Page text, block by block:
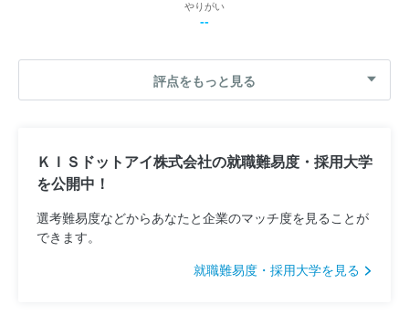
やりがい
--
評点をもっと見る
ＫＩＳドットアイ株式会社の就職難易度・採用大学
を公開中！
選考難易度などからあなたと企業のマッチ度を見ることが
できます。
就職難易度・採用大学を見る